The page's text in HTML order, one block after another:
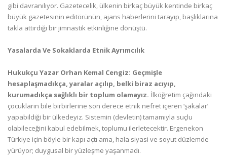
gibi davranılıyor. Gazetecelik, ülkenin birkaç büyük kentinde birkaç
büyük gazetesinin editörünün, ajans haberlerini tarayıp, başlıklarına
takla attırdığı bir jimnastik etkinliğine dönüştü.
Yasalarda Ve Sokaklarda Etnik Ayrımcılık
Hukukçu Yazar Orhan Kemal Cengiz: Geçmişle
hesaplaşmadıkça, yaralar açılıp, belki biraz acıyıp,
kurumadıkça sağlıklı bir toplum olamayız. İlköğretim çağındaki
çocukların bile birbirlerine son derece etnik nefret içeren ‘şakalar’
yapabildiği bir ülkedeyiz. Sistemin (devletin) tamamıyla suçlu
olabileceğini kabul edebilmek, toplumu ilerletecektir. Ergenekon
Türkiye için böyle bir kapı açtı ama, hala siyasi ve soyut düzlemde
yürüyor; duygusal bir yüzleşme yaşanmadı.